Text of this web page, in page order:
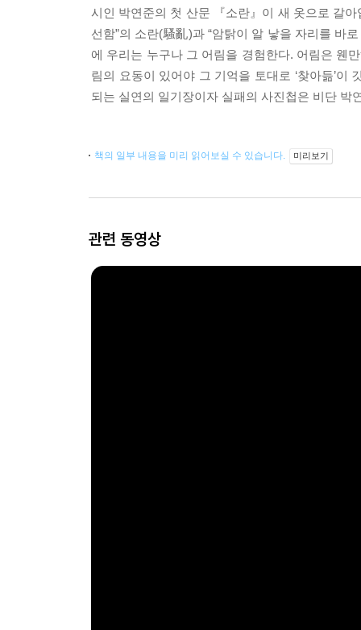
시인 박연준의 첫 산문 『소란』이 새 옷으로 갈
선함”의 소란(騷亂)과 “암탉이 알 낳을 자리를 바
에 우리는 누구나 그 어림을 경험한다. 어림은 웬
림의 요동이 있어야 그 기억을 토대로 ‘찾아듦’
되는 실연의 일기장이자 실패의 사진첩은 비단 박
책의 일부 내용을 미리 읽어보실 수 있습니다. 미리보기
관련 동영상